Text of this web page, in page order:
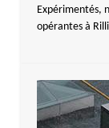
Expérimentés,
opérantes à